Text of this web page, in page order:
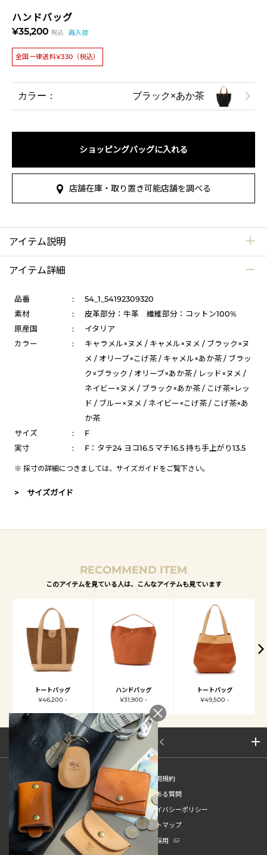
ハンドバッグ
¥35,200 税込 再入荷
全国一律送料¥330（税込）
カラー： ブラック×あか茶
ショッピングバッグに入れる
店舗在庫・取り置き可能店舗を調べる
アイテム説明
アイテム詳細
品番 :
54_1_54192309320
素材
:
皮革部分：牛革 繊維部分：コットン100%
原産国
:
イタリア
カラー
:
キャラメル×ヌメ / キャメル×ヌメ / ブラック×ヌ
メ / オリーブ×こげ茶 / キャメル×あか茶 / ブラッ
ク×ブラック / オリーブ×あか茶 / レッド×ヌメ /
ネイビー×ヌメ / ブラック×あか茶 / こげ茶×レッ
ド / ブルー×ヌメ / ネイビー×こげ茶 / こげ茶×あ
か茶
サイズ
:
F
実寸
: F：タテ24 ヨコ16.5 マチ16.5 持ち手上がり13.5
※ 採寸の詳細につきましては、 サイズガイドをご覧下さい。
> サイズガイド
RECOMMEND ITEM
このアイテムを見ている人は、こんなアイテムも見ています
トートバッグ
¥46,200 -
ハンドバッグ
¥31,900 -
トートバッグ
¥49,500 -
サイトマップを開く
新規会員登録
ご利用規約
ご利用ガイド
よくある質問
特定商取引法
プライバシーポリシー
お問い合わせ
サイトマップ
販売スタッフ中途採用
新卒採用